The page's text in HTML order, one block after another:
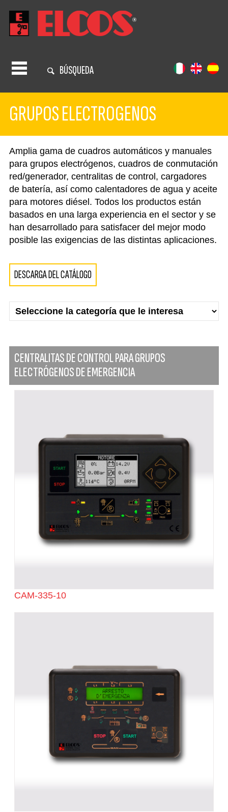
BÚSQUEDA
GRUPOS ELECTROGENOS
Amplia gama de cuadros automáticos y manuales
para grupos electrógenos, cuadros de conmutación
red/generador, centralitas de control, cargadores
de batería, así como calentadores de agua y aceite
para motores diésel. Todos los productos están
basados en una larga experiencia en el sector y se
han desarrollado para satisfacer del mejor modo
posible las exigencias de las distintas aplicaciones.
DESCARGA DEL CATÁLOGO
CENTRALITAS DE CONTROL PARA GRUPOS
ELECTRÓGENOS DE EMERGENCIA
CAM-335-10